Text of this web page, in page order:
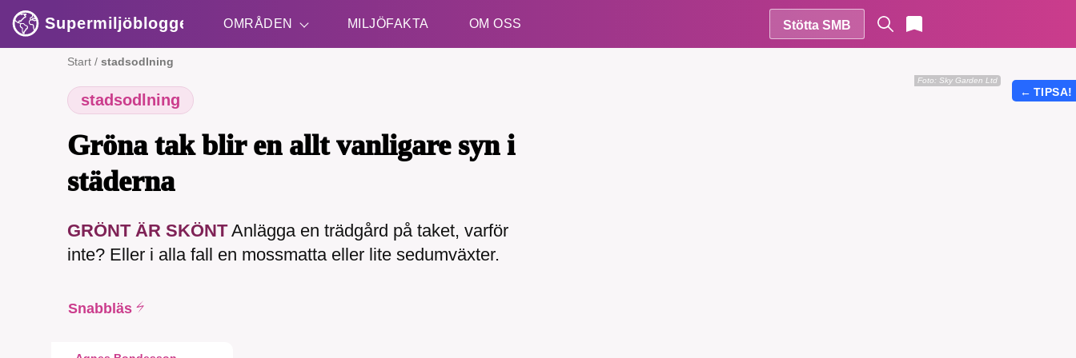
Supermiljöbloggen OMRÅDEN MILJÖFAKTA OM OSS Stötta SMB
Shift + S
Start / stadsodlning
stadsodlning
Gröna tak blir en allt vanligare syn i
städerna
GRÖNT ÄR SKÖNTAnlägga en trädgård på taket, varför
inte? Eller i alla fall en mossmatta eller lite sedumväxter.
Snabbläs
Foto: Sky Garden Ltd
← TIPSA!
SMB kämpar för en hållbar framtid. Sedan starten 2010 har vår
ideella redaktion drivit miljödebatten framåt genom